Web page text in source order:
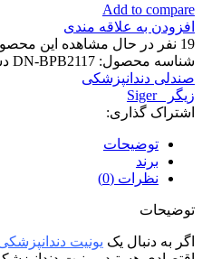
Add to compare
افزودن به علاقه مندی
19 نفر در حال مشاهده این
شناسه محصول: DN-BPB2117
صندلی دندانپزشکی
زیگر _Siger
اشتراک گذاری:
توضیحات
برند
نظرات (0)
توضیحات
اگر به دنبال یک یونیت